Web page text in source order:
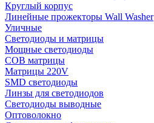
Круглый корпус
Линейные прожекторы Wall Washer
Уличные
Светодиоды и матрицы
Мощные светодиоды
COB матрицы
Матрицы 220V
SMD светодиоды
Линзы для светодиодов
Светодиоды выводные
Оптоволокно